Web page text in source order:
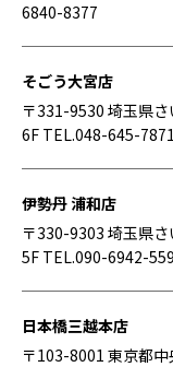
6840-8377
そごう大宮店
〒331-9530 埼玉県
6F TEL.048-645-7871
伊勢丹 浦和店
〒330-9303 埼玉県
5F TEL.090-6942-
日本橋三越本店
〒103-8001 東京都